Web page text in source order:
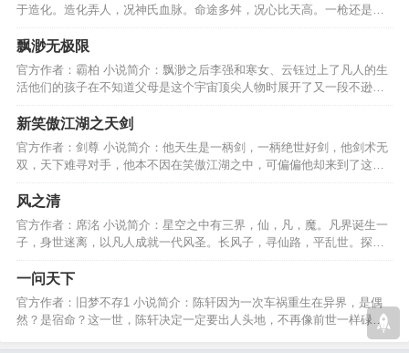
于造化。造化弄人，况神氏血脉。命途多舛，况心比天高。一枪还是一
箭，我有红颜红白绿。…
飘渺无极限
官方作者：霸柏 小说简介：飘渺之后李强和寒女、云钰过上了凡人的生
活他们的孩子在不知道父母是这个宇宙顶尖人物时展开了又一段不逊色
于李强的飘渺之旅....…
新笑傲江湖之天剑
官方作者：剑尊 小说简介：他天生是一柄剑，一柄绝世好剑，他剑术无
双，天下难寻对手，他本不因在笑傲江湖之中，可偏偏他却来到了这
里，并且爱上了东方姑娘…
风之清
官方作者：席洺 小说简介：星空之中有三界，仙，凡，魔。凡界诞生一
子，身世迷离，以凡人成就一代风圣。长风子，寻仙路，平乱世。探魔
界，入禁域，灭外物。…
一问天下
官方作者：旧梦不存1 小说简介：陈轩因为一次车祸重生在异界，是偶
然？是宿命？这一世，陈轩决定一定要出人头地，不再像前世一样碌碌